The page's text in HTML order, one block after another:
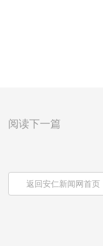
阅读下一篇
返回安仁新闻网首页